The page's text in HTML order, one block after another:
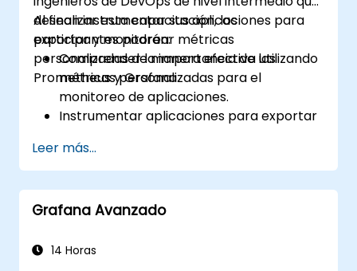
desean instrumentar sus aplicaciones para
exportar y monitorear métricas
personalizadas de manera efectiva utilizando
Prometheus y Grafana.
Al finalizar esta capacitación, los
participantes podrán:
Comprender la importancia de las
métricas personalizadas para el
monitoreo de aplicaciones.
Instrumentar aplicaciones para exportar
Crear y configurar paneles en Grafana
para visualizar las métricas
personalizadas.
Aplicar las mejores prácticas para
desarrollo.
Leer más...
Grafana Avanzado
14 Horas